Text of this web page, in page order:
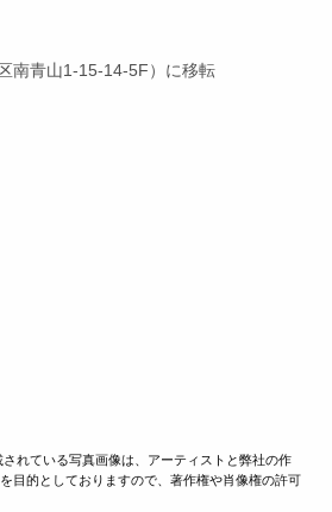
南青山1-15-14-5F）に移転
れている写真画像は、アーティストと弊社の作
目的としておりますので、著作権や肖像権の許可